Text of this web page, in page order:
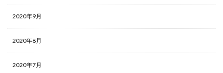
2020年9月
2020年8月
2020年7月